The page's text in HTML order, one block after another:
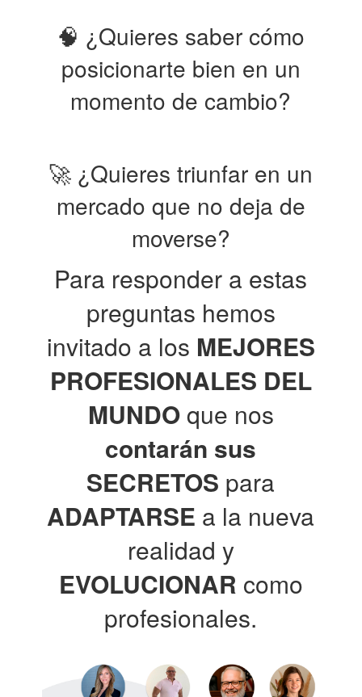
🧠 ¿Quieres saber cómo
posicionarte bien en un
momento de cambio?
🚀 ¿Quieres triunfar en un
mercado que no deja de
moverse?
Para responder a estas
preguntas hemos
invitado a los MEJORES
PROFESIONALES DEL
MUNDOque nos
contarán sus
SECRETOS para
ADAPTARSE a la nueva
realidad y
EVOLUCIONAR como
profesionales.